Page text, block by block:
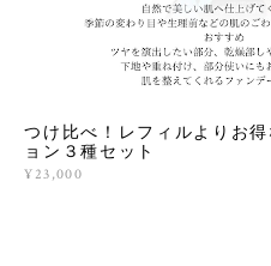
つけ比べ！レフィルよりお
ョン３種セット
¥23,000